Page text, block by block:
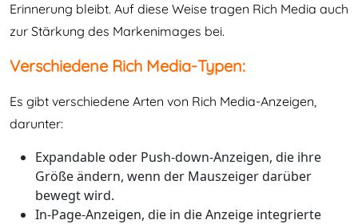
Erinnerung bleibt. Auf diese Weise tragen Rich Media auch
zur Stärkung des Markenimages bei.
Verschiedene Rich Media-Typen:
Es gibt verschiedene Arten von Rich Media-Anzeigen,
darunter:
Expandable oder Push-down-Anzeigen, die ihre
Größe ändern, wenn der Mauszeiger darüber
bewegt wird.
In-Page-Anzeigen, die in die Anzeige integrierte